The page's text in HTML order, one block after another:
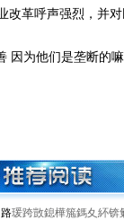
改革呼声强烈，并
为他们是垄断的
路瑗跨敳鎴樺箷鎷夊紑锛